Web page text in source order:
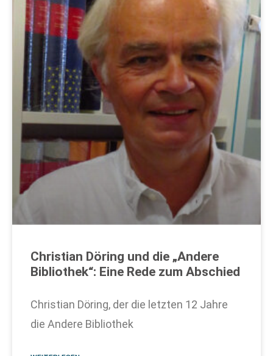
Christian Döring und die „Andere
Bibliothek“: Eine Rede zum Abschied
Christian Döring, der die letzten 12 Jahre
die Andere Bibliothek